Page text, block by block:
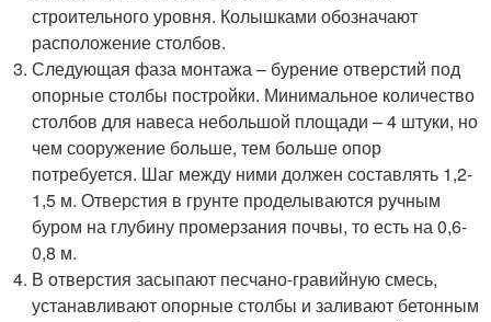
строительного уровня. Колышками обозначают
расположение столбов.
Следующая фаза монтажа – бурение отверстий под
опорные столбы постройки. Минимальное количество
столбов для навеса небольшой площади – 4 штуки, но
чем сооружение больше, тем больше опор
потребуется. Шаг между ними должен составлять 1,2-
1,5 м. Отверстия в грунте проделываются ручным
буром на глубину промерзания почвы, то есть на 0,6-
0,8 м.
В отверстия засыпают песчано-гравийную смесь,
устанавливают опорные столбы и заливают бетонным